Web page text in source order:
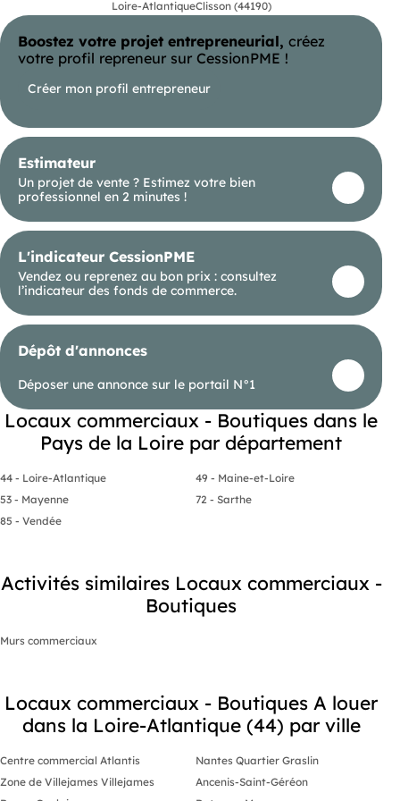
Une ou deux places de parking disponibles au prix
unitaire de 16 500 € HT, TVA en sus
(emplacements pouvant accueillir deux véhicules
légers).
Prix : 270 000 € HT
TVA en sus, récupérable sous certaines conditions
Honoraires d'agence : 21 600 € HT + TVA, à la
Location envisageable  nous consulter
Loire-AtlantiqueClisson (44190)
Boostez votre projet entrepreneurial, créez
votre profil repreneur sur CessionPME !
Créer mon profil entrepreneur
Estimateur
Un projet de vente ? Estimez votre bien
professionnel en 2 minutes !
L'indicateur CessionPME
Vendez ou reprenez au bon prix : consultez
l’indicateur des fonds de commerce.
Dépôt d'annonces
Déposer une annonce sur le portail N°1
Locaux commerciaux - Boutiques dans le
Pays de la Loire par département
44 - Loire-Atlantique
49 - Maine-et-Loire
53 - Mayenne
72 - Sarthe
85 - Vendée
Activités similaires Locaux commerciaux -
Boutiques
Murs commerciaux
Locaux commerciaux - Boutiques A louer
dans la Loire-Atlantique (44) par ville
Centre commercial Atlantis
Nantes Quartier Graslin
Zone de Villejames Villejames
Ancenis-Saint-Géréon